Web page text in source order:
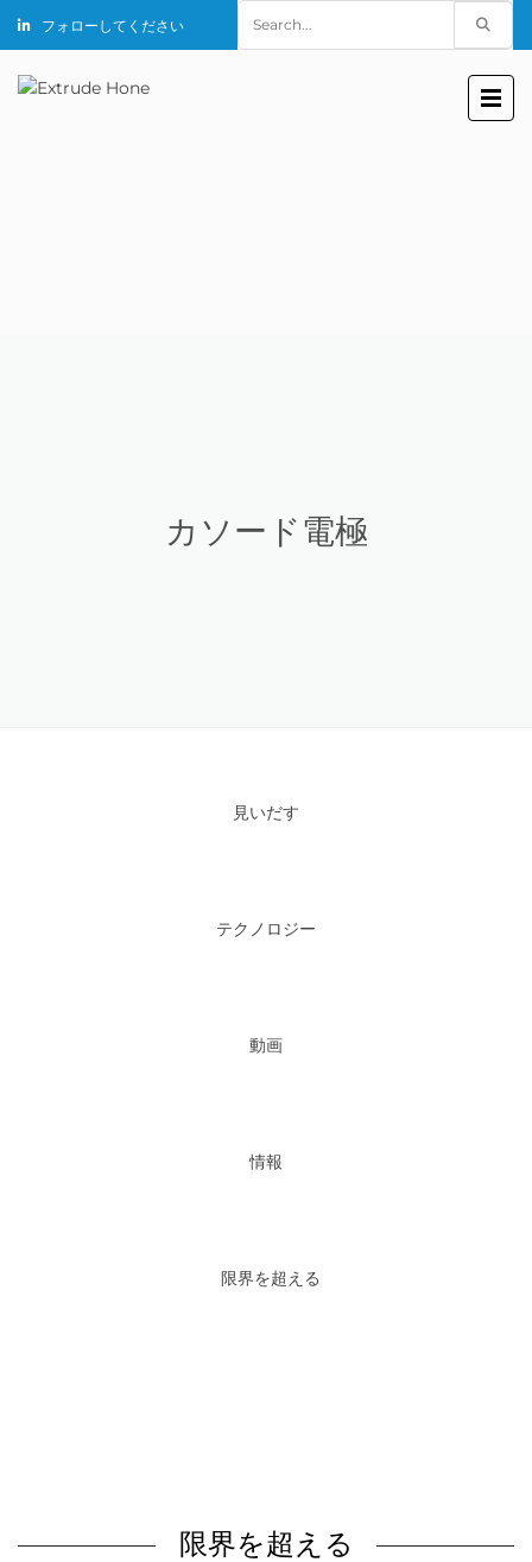
フォローしてください
for:
カソード電極
見いだす
テクノロジー
動画
情報
限界を超える
限界を超える